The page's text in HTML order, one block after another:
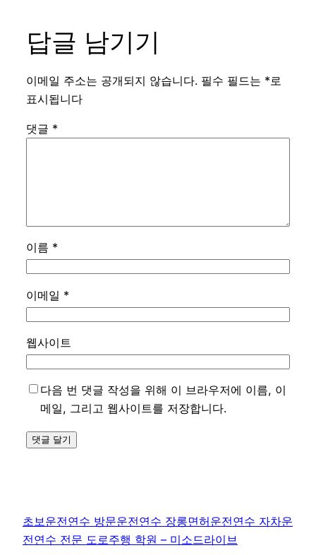
답글 남기기
이메일 주소는 공개되지 않습니다. 필수 필드는 *로
표시됩니다
댓글 *
이름 *
이메일 *
웹사이트
다음 번 댓글 작성을 위해 이 브라우저에 이름, 이
메일, 그리고 웹사이트를 저장합니다.
초보운전연수 방문운전연수 장롱면허운전연수 자차운
전연수 전문 도로주행 학원 – 미소드라이브